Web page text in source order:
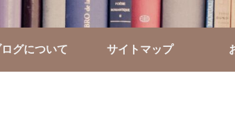
グについて サイトマップ